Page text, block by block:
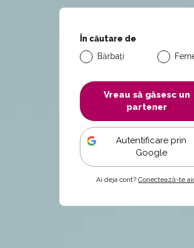
În căutare de
Bărbați
Vreau să găsesc un
partener
Autentificare prin
Google
Ai deja cont? Conectează-te